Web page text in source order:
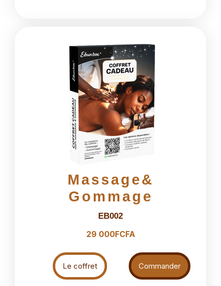
Massage&
Gommage
EB002
29 000FCFA
Le coffret Commander